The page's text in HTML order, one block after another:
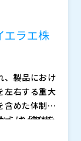
今備えるべ
『診断』
ソリューシ
、セキュリ
を通じて、
これから組
全般にお薦
加、削除さ
エラエ株
、製品におけ
左右する重大
含めた体制整
ェーン全体を
業を含む広
らは「自社
STARの要